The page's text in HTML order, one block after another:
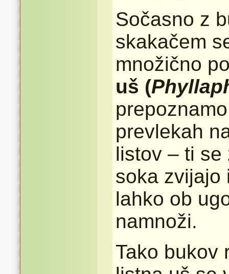
Sočasno z
skakačem
množično
uš (
prevlekah
listov – ti se
soka zvijajo
lahko ob
namnoži.
Tako bukov